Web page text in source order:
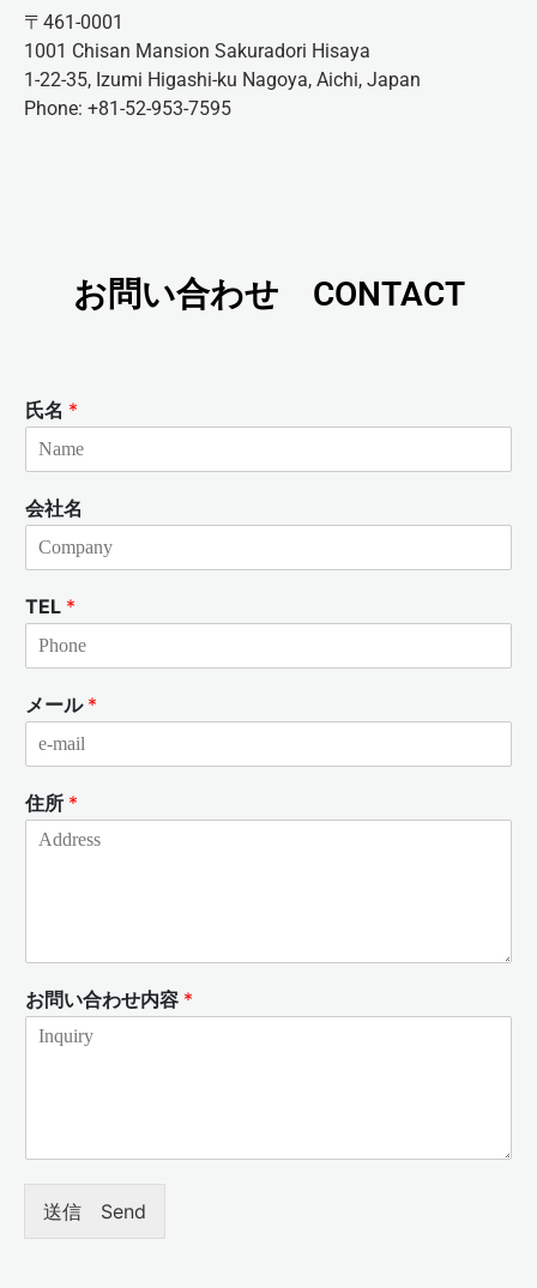
〒461-0001
1001 Chisan Mansion Sakuradori Hisaya
1-22-35, Izumi Higashi-ku Nagoya, Aichi, Japan
Phone: +81-52-953-7595
お問い合わせ CONTACT
氏名 *
会社名
TEL *
メール *
住所 *
お問い合わせ内容 *
送信 Send